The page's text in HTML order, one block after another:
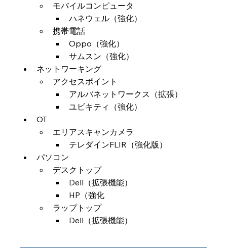
モバイルコンピュータ
ハネウェル（強化）
携帯電話
Oppo（強化）
サムスン（強化）
ネットワーキング
アクセスポイント
アルバネットワークス（拡張）
ユビキティ（強化）
OT
エリアスキャンカメラ
テレダインFLIR（強化版）
パソコン
デスクトップ
Dell（拡張機能）
HP（強化
ラップトップ
Dell（拡張機能）